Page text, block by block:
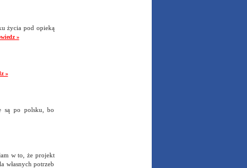
życia pod opieką
»
»
są po polsku, bo
w to, że projekt
własnych potrzeb